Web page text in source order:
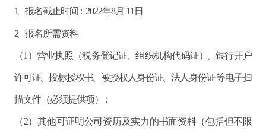
1、报名截止时间：2022年8月 11 日
2、报名所需资料
（1）营业执照（税务登记证、组织机构代码证）、银行开户
许可证、投标授权书、被授权人身份证、法人身份证等电子扫
描文件（必须提供项）；
（2）其他可证明公司资历及实力的书面资料（包括但不限